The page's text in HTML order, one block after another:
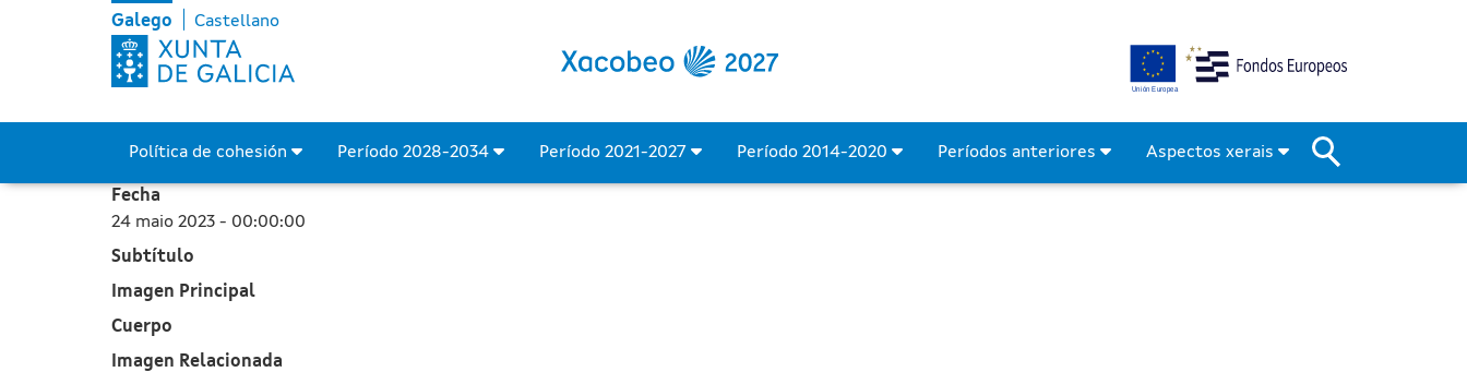
A Xunta recibe 5 ofertas para executar a remodelación da ponte na rúa
Skip to Main Content
Galego Castellano
Política de cohesión Período 2028-2034 Período 2021-2027 Período 2014-2020 Períodos anteriores Aspectos xerais
Fecha
24 maio 2023 - 00:00:00
Subtítulo
Imagen Principal
Cuerpo
Imagen Relacionada